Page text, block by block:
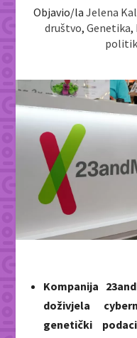
Objavio/la Jelena
društvo, Genetika,
Kompanija
doživjela
genetički